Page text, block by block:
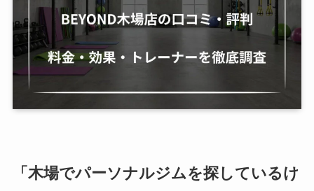
「木場でパーソナルジムを探しているけ